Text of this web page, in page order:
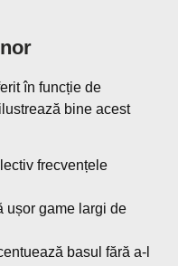
în funcție de
bine acest
frecvențele
ușor game largi de
basul fără a-l